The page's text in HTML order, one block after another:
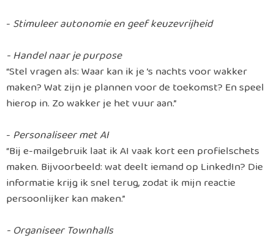
- Stimuleer autonomie en geef keuzevrijheid
- Handel naar je purpose
“Stel vragen als: Waar kan ik je ’s nachts voor wakker
maken? Wat zijn je plannen voor de toekomst? En speel
hierop in. Zo wakker je het vuur aan.”
- Personaliseer met AI
“Bij e-mailgebruik laat ik AI vaak kort een profielschets
maken. Bijvoorbeeld: wat deelt iemand op LinkedIn? Die
informatie krijg ik snel terug, zodat ik mijn reactie
persoonlijker kan maken.”
- Organiseer Townhalls